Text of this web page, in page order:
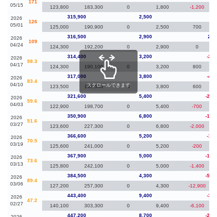
05/15
171
123,800
183,300 0 1,800 -1,200
2026
05/01
126
315,900 2,500
125,000
190,900 0 2,500 700
2026
04/24
109
316,500 2,900
124,300
192,200 0 2,900 0
2026
04/17
98.3
314,400 3,200
-
124,300
190,100 0 3,200 800
2026
04/10
83.4
317,000 3,800
-
123,500
193,500 0 3,800 600
2026
04/03
59.6
321,600 5,400
-
122,900
198,700 0 5,400 -700
2026
03/27
51.6
350,900 6,800
-
123,600
227,300 0 6,800 -2,000
2026
03/19
70.5
366,600 5,200
-
125,600
241,000 0 5,200 -200
2026
03/13
73.6
367,900 5,000
-
125,800
242,100 0 5,000 -1,400
2026
03/06
89.4
384,500 4,300
-
127,200
257,300 0 4,300 -12,900
2026
02/27
47.2
443,400 9,400
-
140,100
303,300 0 9,400 -6,100
447,200 8,700 -
スクロールできます